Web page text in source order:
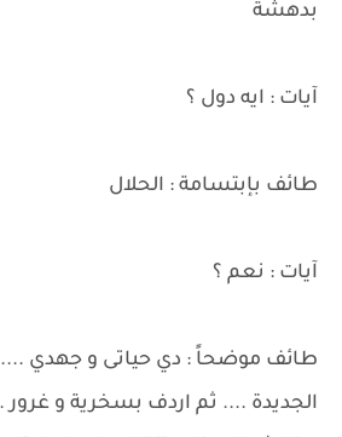
بدهشة
آيات : ايه دول ؟
طائف بإبتسامة : الحلال
آيات : نعم ؟
طائف موضحاً : دي حياتى و جهدي .....
الجديدة .... ثم اردف بسخرية و غرور